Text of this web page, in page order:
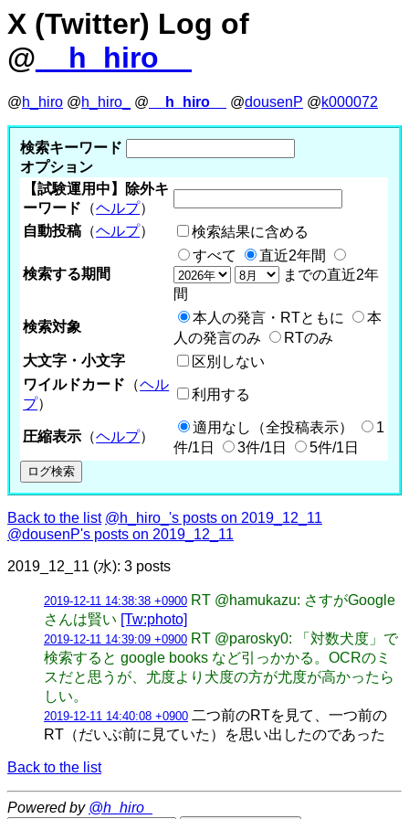
X (Twitter) Log of
@ __h_hiro__
@h_hiro @h_hiro_ @ __h_hiro__ @dousenP @k000072
検索キーワード
オプション
【試験運用中】除外キ
ーワード （ヘルプ）
自動投稿 （ヘルプ） 検索結果に含める
検索する期間
すべて
直近2年間
までの直近2年
間
検索対象
本人の発言・RTともに
本
人の発言のみ
RTのみ
大文字・小文字
区別しない
ワイルドカード （ヘル
プ）
利用する
圧縮表示 （ヘルプ）
適用なし（全投稿表示）
1
件/1日
3件/1日 5件/1日
Back to the list @h_hiro_'s posts on 2019_12_11
@dousenP's posts on 2019_12_11
2019_12_11 (水): 3 posts
2019-12-11 14:38:38 +0900 RT @hamukazu: さすがGoogle
さんは賢い [Tw:photo]
2019-12-11 14:39:09 +0900 RT @parosky0: 「対数犬度」で
検索すると google books など引っかかる。OCRのミ
スだと思うが、尤度より犬度の方が尤度が高かったら
しい。
2019-12-11 14:40:08 +0900 二つ前のRTを見て、一つ前の
RT（だいぶ前に見ていた）を思い出したのであった
Back to the list
Powered by @h_hiro_